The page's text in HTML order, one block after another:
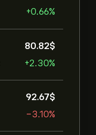
+0.66%
80.82‎$‎
+2.30%
92.67‎$‎
-3.10%